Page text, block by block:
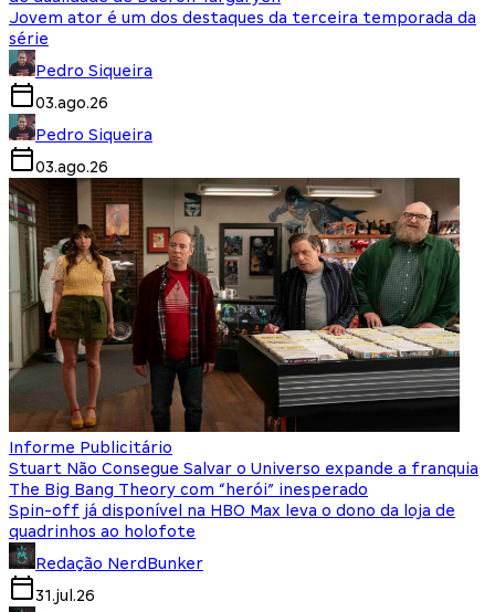
Jovem ator é um dos destaques da terceira temporada da
série
Pedro Siqueira
03.ago.26
Pedro Siqueira
03.ago.26
Informe Publicitário
Stuart Não Consegue Salvar o Universo expande a franquia
The Big Bang Theory com “herói” inesperado
Spin-off já disponível na HBO Max leva o dono da loja de
quadrinhos ao holofote
Redação NerdBunker
31.jul.26